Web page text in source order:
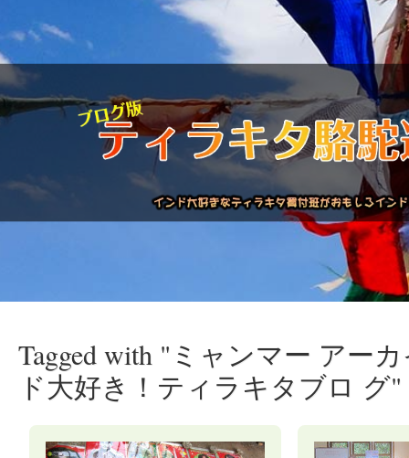
駱駝通信バックナンバー インドが大好き!! 商品につ
Tagged with "ミャンマー アー
ド大好き！ティラキタブロ グ"